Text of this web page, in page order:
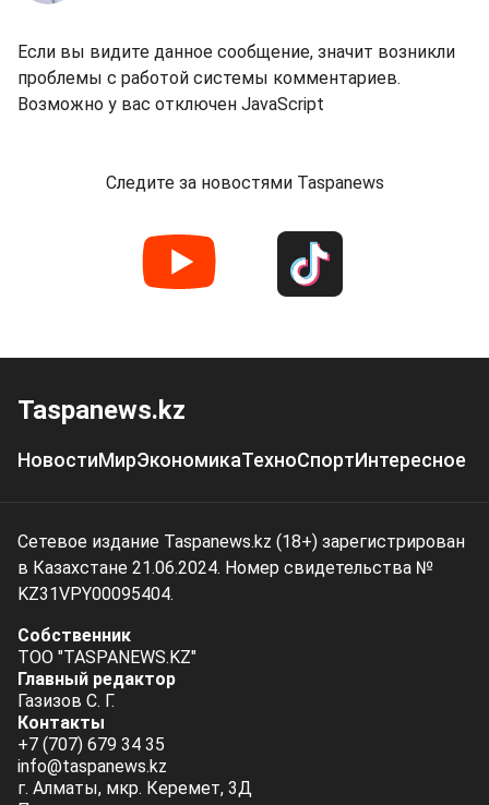
Если вы видите данное сообщение, значит возникли
проблемы с работой системы комментариев.
Возможно у вас отключен JavaScript
Следите за новостями Taspanews
Taspanews.kz
НовостиМирЭкономикаТехноСпортИнтересное
Сетевое издание Taspanews.kz (18+) зарегистрирован
в Казахстане 21.06.2024. Номер свидетельства №
KZ31VPY00095404.
Собственник
ТОО "TASPANEWS.KZ"
Главный редактор
Газизов С. Г.
Контакты
+7 (707) 679 34 35
info@taspanews.kz
г. Алматы, мкр. Керемет, 3Д